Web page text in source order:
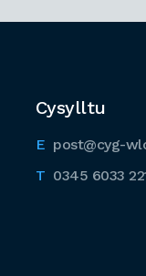
Cysylltu
post@cyg-
0345 6033